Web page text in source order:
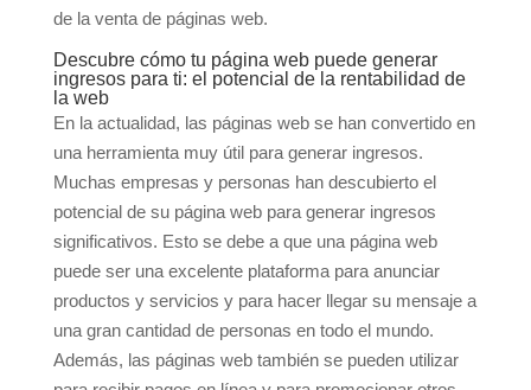
de la venta de páginas web.
Descubre cómo tu página web puede generar
ingresos para ti: el potencial de la rentabilidad de
la web
En la actualidad, las páginas web se han convertido en
una herramienta muy útil para generar ingresos.
Muchas empresas y personas han descubierto el
potencial de su página web para generar ingresos
significativos. Esto se debe a que una página web
puede ser una excelente plataforma para anunciar
productos y servicios y para hacer llegar su mensaje a
una gran cantidad de personas en todo el mundo.
Además, las páginas web también se pueden utilizar